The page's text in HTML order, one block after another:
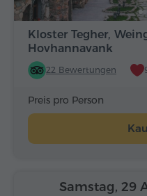
Kloster Tegher,
Hovhannavank
22 Bewertungen
Preis pro Person
Samstag, 29